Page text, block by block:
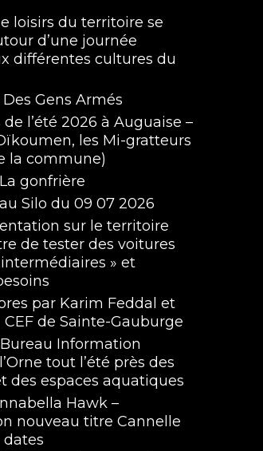
loisirs du territoire se
d’une journée
différentes cultures du
Gens Armés
de l’été 2026 à Auguaise –
les Mi-gratteurs
la commune)
gonfrière
Silo du 09 07 2026
sur le territoire
de tester des voitures
» et
par Karim Feddal et
CEF de Sainte-Gauburge
Information
tout l’été près des
des espaces aquatiques
Hawk –
nouveau titre Cannelle
dates